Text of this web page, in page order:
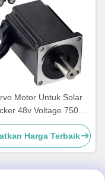
Motor Untuk Solar
48v Voltage 750W
Tracker Sistem Rating
arus 20A
Harga Terbaik